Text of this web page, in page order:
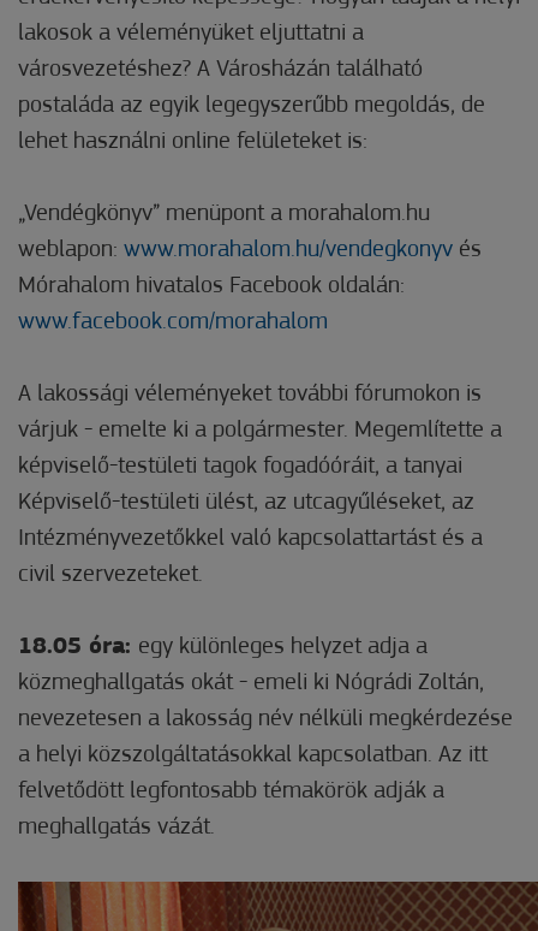
lakosok a véleményüket eljuttatni a
városvezetéshez? A Városházán található
postaláda az egyik legegyszerűbb megoldás, de
lehet használni online felületeket is:
„Vendégkönyv” menüpont a morahalom.hu
weblapon: www.morahalom.hu/vendegkonyv és
Mórahalom hivatalos Facebook oldalán:
www.facebook.com/morahalom
A lakossági véleményeket további fórumokon is
várjuk - emelte ki a polgármester. Megemlítette a
képviselő-testületi tagok fogadóóráit, a tanyai
Képviselő-testületi ülést, az utcagyűléseket, az
Intézményvezetőkkel való kapcsolattartást és a
civil szervezeteket.
18.05 óra: egy különleges helyzet adja a
közmeghallgatás okát - emeli ki Nógrádi Zoltán,
nevezetesen a lakosság név nélküli megkérdezése
a helyi közszolgáltatásokkal kapcsolatban. Az itt
felvetődött legfontosabb témakörök adják a
meghallgatás vázát.